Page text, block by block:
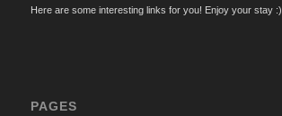
Here are some interesting links for you! Enjoy your stay :)
PAGES